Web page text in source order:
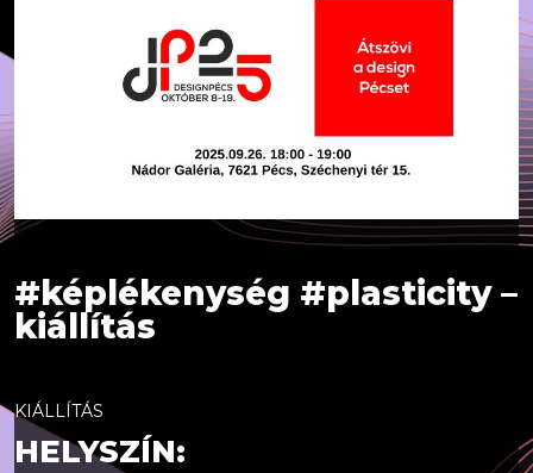
#képlékenység #plasticity –
kiállítás
KIÁLLÍTÁS
HELYSZÍN: